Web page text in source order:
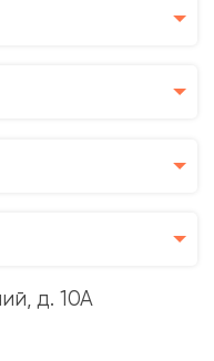
д. 10А